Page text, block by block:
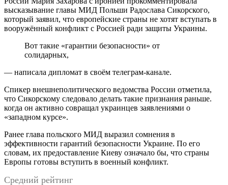
высказывание главы МИД Польши Радослава Сикорского,
который заявил, что европейские страны не хотят вступать в
вооружённый конфликт с Россией ради защиты Украины.
Вот такие «гарантии безопасности» от
солидарных,
— написала дипломат в своём телеграм-канале.
Спикер внешнеполитического ведомства России отметила,
что Сикорскому следовало делать такие признания раньше.
когда он активно совращал украинцев заявлениями о
«западном курсе».
Ранее глава польского МИД выразил сомнения в
эффективности гарантий безопасности Украине. По его
словам, их предоставление Киеву означало бы, что страны
Европы готовы вступить в военный конфликт.
Средний рейтинг